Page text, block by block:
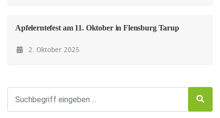
Apfelerntefest am 11. Oktober in Flensburg Tarup
2. Oktober 2025